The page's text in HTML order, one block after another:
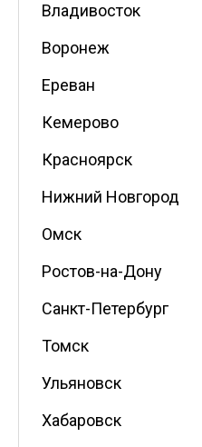
Владивосток
Воронеж
Ереван
Кемерово
Красноярск
Нижний Новгород
Омск
Ростов-на-Дону
Санкт-Петербург
Томск
Ульяновск
Хабаровск